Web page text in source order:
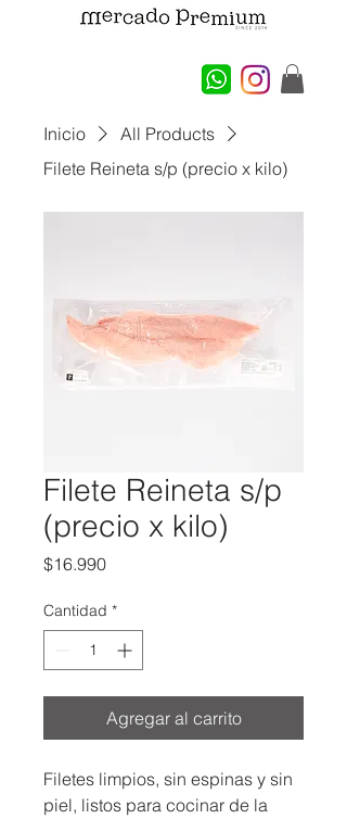
Inicio
All Products
Filete Reineta s/p (precio x kilo)
Filete Reineta s/p
(precio x kilo)
$16.990Precio
Cantidad *
Agregar al carrito
Filetes limpios, sin espinas y sin
piel, listos para cocinar de la